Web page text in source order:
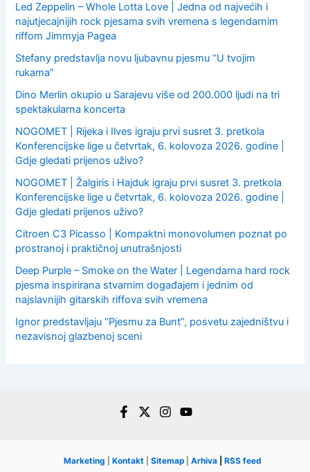
Led Zeppelin – Whole Lotta Love | Jedna od najvećih i
najutjecajnijih rock pjesama svih vremena s legendarnim
riffom Jimmyja Pagea
Stefany predstavlja novu ljubavnu pjesmu “U tvojim
rukama”
Dino Merlin okupio u Sarajevu više od 200.000 ljudi na tri
spektakularna koncerta
NOGOMET | Rijeka i Ilves igraju prvi susret 3. pretkola
Konferencijske lige u četvrtak, 6. kolovoza 2026. godine |
Gdje gledati prijenos uživo?
NOGOMET | Žalgiris i Hajduk igraju prvi susret 3. pretkola
Konferencijske lige u četvrtak, 6. kolovoza 2026. godine |
Gdje gledati prijenos uživo?
Citroen C3 Picasso | Kompaktni monovolumen poznat po
prostranoj i praktičnoj unutrašnjosti
Deep Purple – Smoke on the Water | Legendarna hard rock
pjesma inspirirana stvarnim događajem i jednim od
najslavnijih gitarskih riffova svih vremena
Ignor predstavljaju “Pjesmu za Bunt”, posvetu zajedništvu i
nezavisnoj glazbenoj sceni
Marketing Kontakt Sitemap Arhiva RSS feed